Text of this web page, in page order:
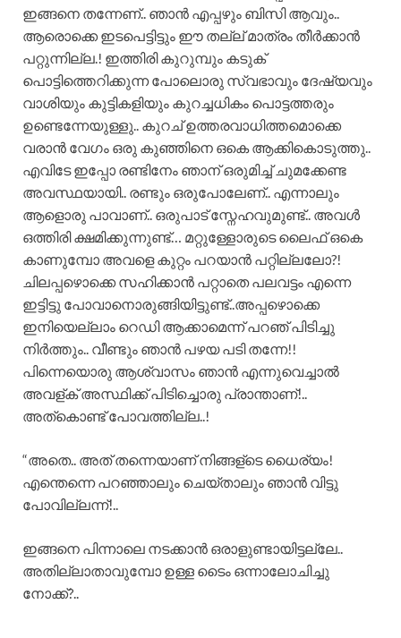
ഇങ്ങനെ തന്നേണ്.. ഞാൻ എപ്പഴും ബിസി ആവും..
ആരൊക്കെ ഇടപെട്ടിട്ടും ഈ തല്ല് മാത്രം തീർക്കാൻ
പറ്റുന്നില്ല.! ഇത്തിരി കുറുമ്പും കടുക്
പൊട്ടിത്തെറിക്കുന്ന പോലൊരു സ്വഭാവും ദേഷ്യവും
വാശിയും കുട്ടികളിയും കുറച്ചധികം പൊട്ടത്തരും
ഉണ്ടെന്നേയുള്ളു.. കുറച് ഉത്തരവാധിത്തമൊക്കെ
വരാൻ വേഗം ഒരു കുഞ്ഞിനെ ഒകെ ആക്കികൊടുത്തു..
എവിടേ ഇപ്പോ രണ്ടിനേം ഞാന് ഒരുമിച്ച് ചുമക്കേണ്ട
അവസ്ഥയായി.. രണ്ടും ഒരുപോലേണ്.. എന്നാലും
ആളൊരു പാവാണ്.. ഒരുപാട് സ്നേഹവുമുണ്ട്.. അവൾ
ഒത്തിരി ക്ഷമിക്കുന്നുണ്ട്… മറ്റുള്ളോരുടെ ലൈഫ് ഒകെ
കാണുമ്പോ അവളെ കുറ്റം പറയാൻ പറ്റില്ലലോ?!
ചിലപ്പഴൊക്കെ സഹിക്കാൻ പറ്റാതെ പലവട്ടം എന്നെ
ഇട്ടിട്ടു പോവാനൊരുങ്ങിയിട്ടുണ്ട്..അപ്പഴൊക്കെ
ഇനിയെല്ലാം റെഡി ആക്കാമെന്ന് പറഞ് പിടിച്ചു
നിർത്തും.. വീണ്ടും ഞാൻ പഴയ പടി തന്നേ!!
പിന്നെയൊരു ആശ്വാസം ഞാൻ എന്നുവെച്ചാൽ
അവള്ക് അസ്ഥിക്ക് പിടിച്ചൊരു പ്രാന്താണ്!..
അത്കൊണ്ട് പോവത്തില്ല..!
“അതെ.. അത് തന്നെയാണ് നിങ്ങള്ടെ ധൈര്യം!
എന്തെന്നെ പറഞ്ഞാലും ചെയ്‌താലും ഞാൻ വിട്ടു
പോവില്ലന്ന്!..
ഇങ്ങനെ പിന്നാലെ നടക്കാൻ ഒരാളുണ്ടായിട്ടല്ലേ..
അതില്ലാതാവുമ്പോ ഉള്ള ടൈം ഒന്നാലോചിച്ചു
നോക്ക്?..